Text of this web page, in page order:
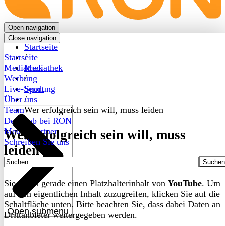
Open navigation
Close navigation
Startseite
Mediathek
Werbung
Live-Sendung
Über uns
Open submenu
Team
Dein Job bei RON
Medienpartner
Schreiben Sie uns
Suchen
Startseite
/
Mediathek
/
Sport
/
Wer erfolgreich sein will, muss leiden
Wer erfolgreich sein will, muss
leiden
Sie sehen gerade einen Platzhalterinhalt von YouTube. Um
auf den eigentlichen Inhalt zuzugreifen, klicken Sie auf die
Schaltfläche unten. Bitte beachten Sie, dass dabei Daten an
Drittanbieter weitergegeben werden.